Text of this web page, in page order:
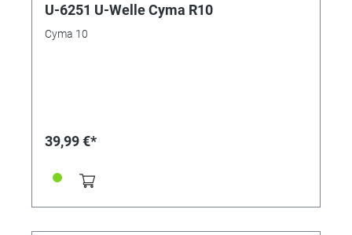
U-6251 U-Welle Cyma R10
Cyma 10
39,99 €*